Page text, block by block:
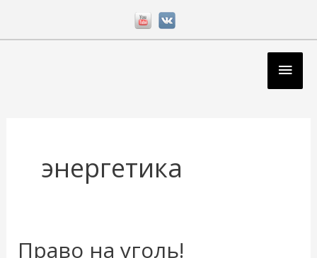
энергетика
Право на уголь!
Право